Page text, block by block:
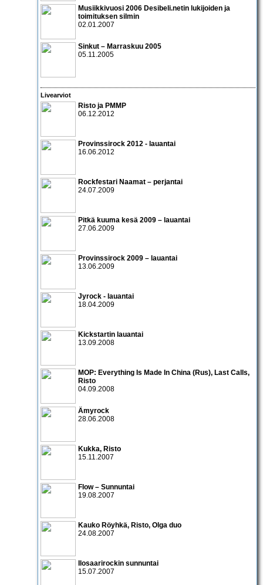
Musiikkivuosi 2006 Desibeli.netin lukijoiden ja
toimituksen silmin
02.01.2007
Sinkut – Marraskuu 2005
05.11.2005
Livearviot
Risto ja PMMP
06.12.2012
Provinssirock 2012 - lauantai
16.06.2012
Rockfestari Naamat – perjantai
24.07.2009
Pitkä kuuma kesä 2009 – lauantai
27.06.2009
Provinssirock 2009 – lauantai
13.06.2009
Jyrock - lauantai
18.04.2009
Kickstartin lauantai
13.09.2008
MOP: Everything Is Made In China (Rus), Last Calls,
Risto
04.09.2008
Ämyrock
28.06.2008
Kukka, Risto
15.11.2007
Flow – Sunnuntai
19.08.2007
Kauko Röyhkä, Risto, Olga duo
24.08.2007
Ilosaarirockin sunnuntai
15.07.2007